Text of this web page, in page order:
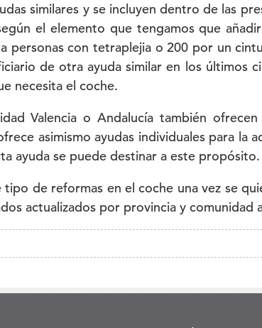
similares y se incluyen dentro de las
el elemento que tengamos que
personas con tetraplejia o 200 por un
de otra ayuda similar en los últimos
necesita el coche.
Valencia o Andalucía también
asimismo ayudas individuales para la
ayuda se puede destinar a este propósito.
de reformas en el coche una vez se
actualizados por provincia y